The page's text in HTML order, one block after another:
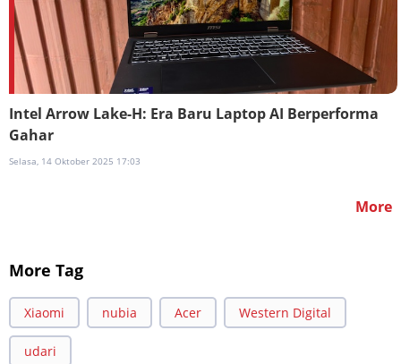
Intel Arrow Lake-H: Era Baru Laptop AI Berperforma
Gahar
Selasa, 14 Oktober 2025 17:03
More
More Tag
Xiaomi nubia Acer Western Digital
udari